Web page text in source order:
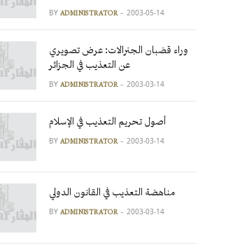
BY ADMINISTRATOR 2003-05-14
وراء قضبان الجنرالات: عرض تصويري
عن التعذيب في الجزائر
BY ADMINISTRATOR 2003-03-14
أصول تحريم التعذيب في الإسلام
BY ADMINISTRATOR 2003-03-14
مناهضة التعذيب في القانون الدولي
BY ADMINISTRATOR 2003-03-14